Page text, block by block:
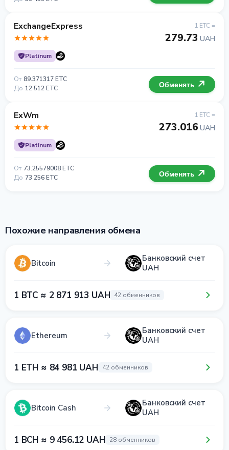
ExchangeExpress
Platinum
1 ETC =
279.73 UAH
От 89.371317 ETC
До 12 512 ETC Обменять
ExWm
Platinum
1 ETC =
273.016 UAH
От 73.25579008 ETC
До 73 256 ETC Обменять
Похожие направления обмена
Bitcoin
Банковский счет
UAH
1 BTC ≈ 2 871 913 UAH 42 обменников
Ethereum
Банковский счет
UAH
1 ETH ≈ 84 981 UAH 42 обменников
Bitcoin Cash
Банковский счет
UAH
1 BCH ≈ 9 456.12 UAH 28 обменников